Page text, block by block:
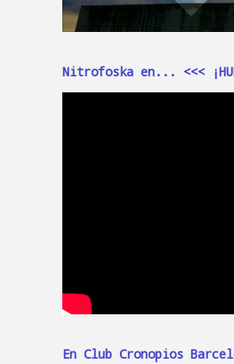
Nitrofoska en... <<<
En Club Cronopios